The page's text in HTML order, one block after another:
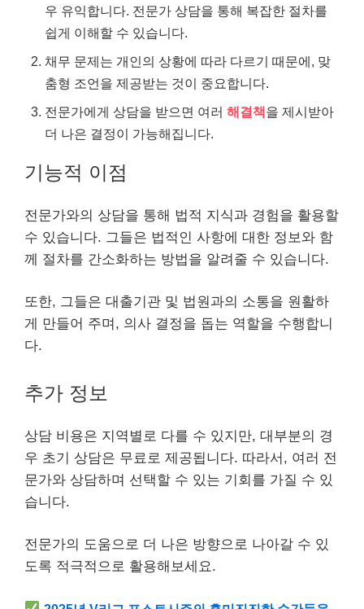
우 유익합니다. 전문가 상담을 통해 복잡한 절차를
쉽게 이해할 수 있습니다.
채무 문제는 개인의 상황에 따라 다르기 때문에, 맞
춤형 조언을 제공받는 것이 중요합니다.
전문가에게 상담을 받으면 여러 해결책을 제시받아
더 나은 결정이 가능해집니다.
기능적 이점
전문가와의 상담을 통해 법적 지식과 경험을 활용할
수 있습니다. 그들은 법적인 사항에 대한 정보와 함
께 절차를 간소화하는 방법을 알려줄 수 있습니다.
또한, 그들은 대출기관 및 법원과의 소통을 원활하
게 만들어 주며, 의사 결정을 돕는 역할을 수행합니
다.
추가 정보
상담 비용은 지역별로 다를 수 있지만, 대부분의 경
우 초기 상담은 무료로 제공됩니다. 따라서, 여러 전
문가와 상담하며 선택할 수 있는 기회를 가질 수 있
습니다.
전문가의 도움으로 더 나은 방향으로 나아갈 수 있
도록 적극적으로 활용해보세요.